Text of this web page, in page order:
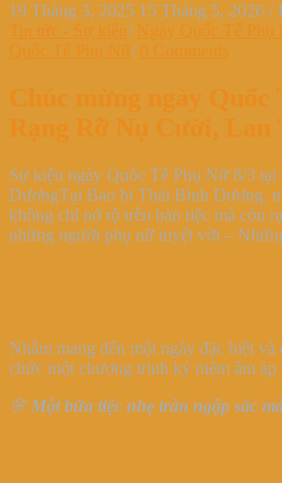
19 Tháng 3, 2025 15 Tháng 5, 2026 /
/
/
Sự kiện ngày Quốc Tế Phụ Nữ 8/3
DươngTại Bao bì Thái Bình Dương,
không chỉ nở rộ trên bàn tiệc mà còn
những người phụ nữ tuyệt vời –
Nhằm mang đến một ngày đặc biệt
chức một chương trình kỷ niệm ấm áp
🌸 Một bữa tiệc nhẹ tràn ngập sắc